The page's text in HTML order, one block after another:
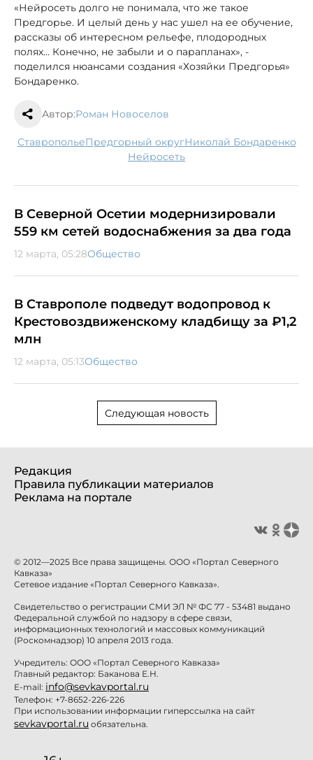
«Нейросеть долго не понимала, что же такое
Предгорье. И целый день у нас ушел на ее обучение,
рассказы об интересном рельефе, плодородных
полях… Конечно, не забыли и о парапланах», -
поделился нюансами создания «Хозяйки Предгорья»
Бондаренко.
Автор:Роман Новоселов
Ставрополье Предгорный округ
Николай Бондаренко
нейросеть
В Северной Осетии модернизировали
559 км сетей водоснабжения за два года
12 марта, 05:28Общество
В Ставрополе подведут водопровод к
Крестовоздвиженскому кладбищу за ₽1,2
млн
12 марта, 05:13Общество
Следующая новость
Редакция
Правила публикации материалов
Реклама на портале
© 2012—2025 Все права защищены. ООО «Портал Северного
Кавказа»
Сетевое издание «Портал Северного Кавказа».
Свидетельство о регистрации СМИ ЭЛ № ФС 77 - 53481 выдано
Федеральной службой по надзору в сфере связи,
информационных технологий и массовых коммуникаций
(Роскомнадзор) 10 апреля 2013 года.
Учредитель: ООО «Портал Северного Кавказа»
Главный редактор: Баканова Е.Н.
E-mail: info@sevkavportal.ru
Телефон: +7-8652-226-226
При использовании информации гиперссылка на сайт
sevkavportal.ru обязательна.